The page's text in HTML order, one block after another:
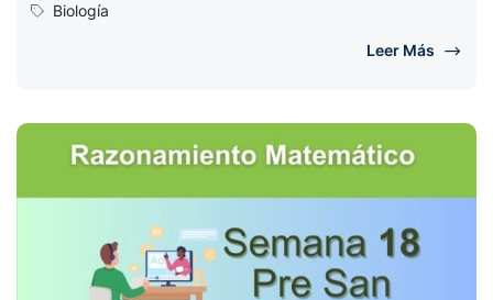
Biología
Leer Más